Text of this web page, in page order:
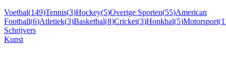
Voetbal(149)Tennis(3)Hockey(5)Overige Sporten(55)American
Football(6)Atletiek(3)Basketbal(8)Cricket(3)Honkbal(5)Motorsport(
Schrijvers
Kunst